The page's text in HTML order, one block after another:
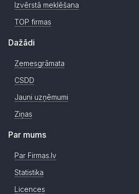
Izvērstā meklēšana
TOP firmas
Dažādi
Zemesgrāmata
CSDD
Jauni uzņēmumi
Ziņas
Par mums
Par Firmas.lv
Statistika
Licences